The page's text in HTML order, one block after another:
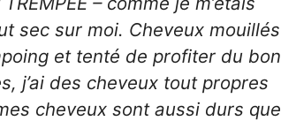
sec sur moi. Cheveux mouillés
et tenté de profiter du bon
j’ai des cheveux tout propres
cheveux sont aussi durs que